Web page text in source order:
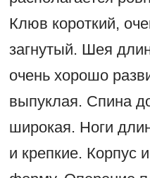
Клюв короткий,
загнутый. Шея
очень хорошо
выпуклая. Спина
широкая. Ноги
и крепкие. Корпус